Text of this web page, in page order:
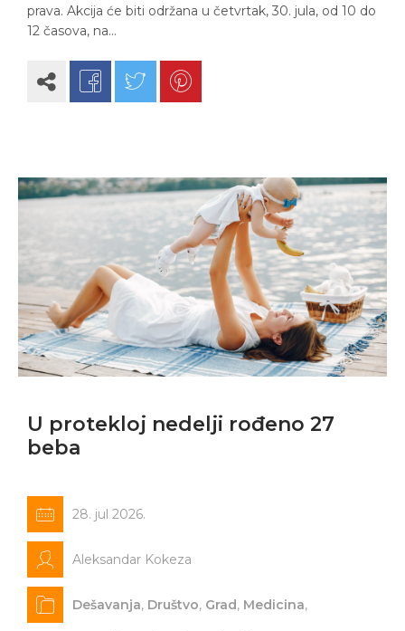
prava. Akcija će biti održana u četvrtak, 30. jula, od 10 do
12 časova, na…
U protekloj nedelji rođeno 27
beba
28. jul 2026.
Aleksandar Kokeza
Dešavanja, Društvo, Grad, Medicina,